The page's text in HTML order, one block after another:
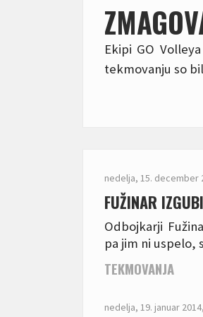
Ekipi GO
tekmovanju so
nedelja, 15. december
FUŽINAR
Odbojkarji
pa jim ni uspelo,
TEKMOVANJA
nedelja, 19. januar